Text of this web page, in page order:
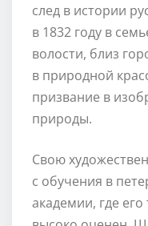
след в истории
в 1832 году в
волости, близ
в природной
призвание в
природы.
Свою
с обучения в
академии, где